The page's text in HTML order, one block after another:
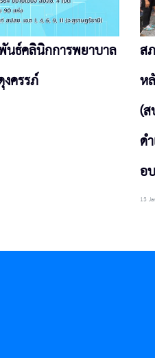
นธ์คลินิกการพยาบาล
ครรภ์
ส
ห
(
ด
อ
13